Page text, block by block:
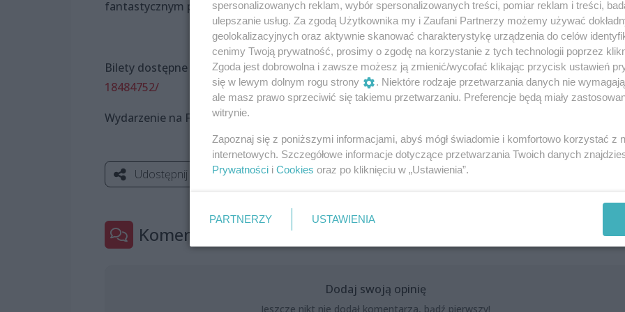
fantastycznym przeżyciem dla uszu i oczu!” – zachęca bryska.
Bilety dostępne na:
https://www.eventim.pl/event/bryska-hanami-retour-2024-dom-kultury-
18484752/
Wydarzenie na FB:
https://www.facebook.com/events/255862714281160/
Udostępnij
Komentarze
Dodaj swoją opinię
Jeszcze nikt nie dodał komentarza, bądź pierwszy!
spersonalizowanych reklam, wybór spersonalizowanych treści, pomiar reklam i treści,
ulepszanie usług. Za zgodą Użytkownika my i Zaufani Partnerzy możemy używać
geolokalizacyjnych oraz aktywnie skanować charakterystykę urządzenia do celów
cenimy Twoją prywatność, prosimy o zgodę na korzystanie z tych technologii poprzez
Zgoda jest dobrowolna i zawsze możesz ją zmienić/wycofać klikając przycisk ustawień
się w lewym dolnym rogu strony
. Niektóre rodzaje przetwarzania danych nie
ale masz prawo sprzeciwić się takiemu przetwarzaniu. Preferencje będą miały
witrynie.
Zapoznaj się z poniższymi informacjami, abyś mógł świadomie i komfortowo korzystać z
internetowych. Szczegółowe informacje dotyczące przetwarzania Twoich danych
Prywatności i Cookies oraz po kliknięciu w „Ustawienia”.
PARTNERZY USTAWIENIA